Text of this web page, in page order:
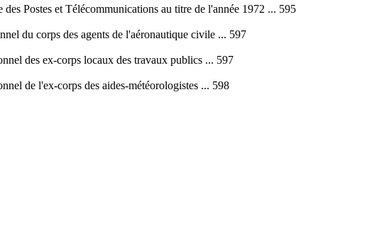
Postes et Télécommunications au titre de l'année 1972 ... 595
du corps des agents de l'aéronautique civile ... 597
des ex-corps locaux des travaux publics ... 597
de l'ex-corps des aides-météorologistes ... 598